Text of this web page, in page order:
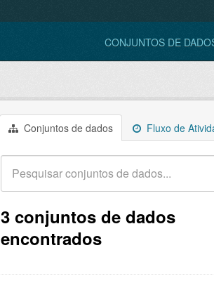
CONJUNTOS DE
Conjuntos de dados Fluxo de
3 conjuntos de dados
encontrados